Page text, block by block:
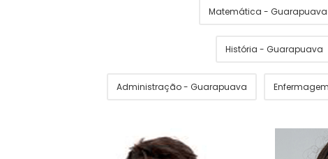
Matemática - Guarapuava
História - Guarapuava
Administração - Guarapuava Enfermagem